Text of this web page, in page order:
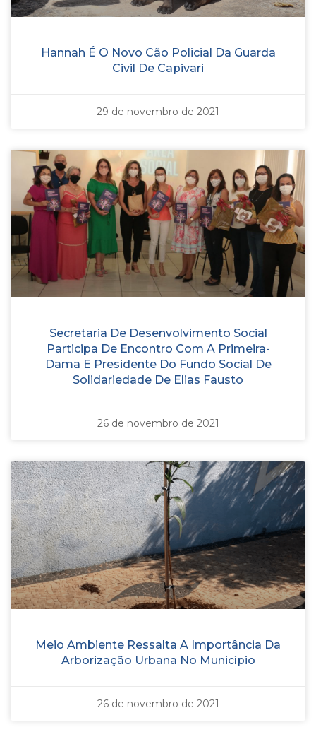
Hannah É O Novo Cão Policial Da Guarda
Civil De Capivari
29 de novembro de 2021
Secretaria De Desenvolvimento Social
Participa De Encontro Com A Primeira-
Dama E Presidente Do Fundo Social De
Solidariedade De Elias Fausto
26 de novembro de 2021
Meio Ambiente Ressalta A Importância Da
Arborização Urbana No Município
26 de novembro de 2021